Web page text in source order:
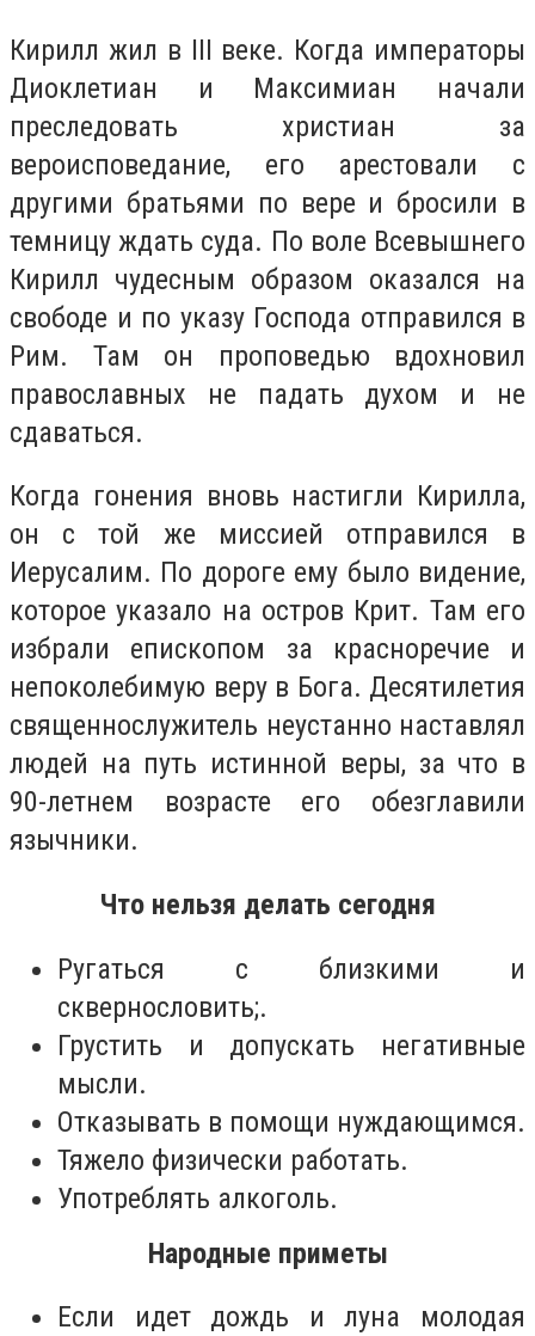
Кирилл жил в III веке. Когда императоры
Диоклетиан и Максимиан начали
преследовать христиан за
вероисповедание, его арестовали с
другими братьями по вере и бросили в
темницу ждать суда. По воле Всевышнего
Кирилл чудесным образом оказался на
свободе и по указу Господа отправился в
Рим. Там он проповедью вдохновил
православных не падать духом и не
сдаваться.
Когда гонения вновь настигли Кирилла,
он с той же миссией отправился в
Иерусалим. По дороге ему было видение,
которое указало на остров Крит. Там его
избрали епископом за красноречие и
непоколебимую веру в Бога. Десятилетия
священнослужитель неустанно наставлял
людей на путь истинной веры, за что в
90-летнем возрасте его обезглавили
язычники.
Что нельзя делать сегодня
Ругаться с близкими и
сквернословить;.
Грустить и допускать негативные
мысли.
Отказывать в помощи нуждающимся.
Тяжело физически работать.
Употреблять алкоголь.
Народные приметы
Если идет дождь и луна молодая